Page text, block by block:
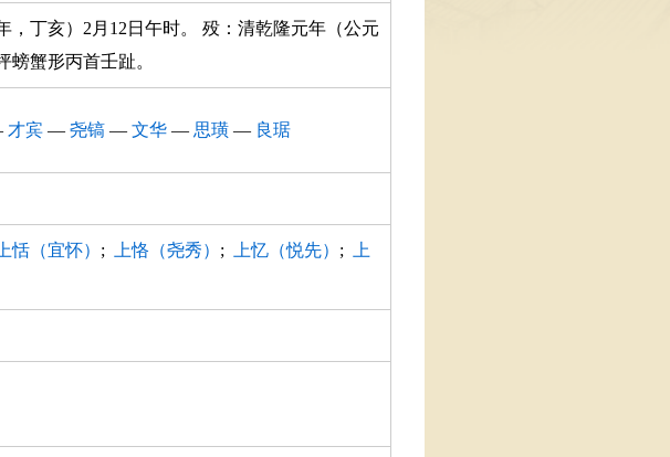
，丁亥）2月12日午时。 殁：清乾隆元年（公元
螃蟹形丙首壬趾。
才宾 — 尧镐 — 文华 — 思璜 — 良琚
上恬（宜怀） ; 上恪（尧秀） ; 上忆（悦先） ;
上